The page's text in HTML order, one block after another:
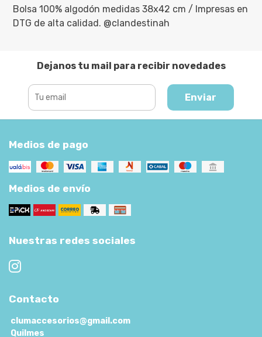
Bolsa 100% algodón medidas 38x42 cm / Impresas en
DTG de alta calidad. @clandestinah
Dejanos tu mail para recibir novedades
Enviar
Medios de pago
Medios de envío
Nuestras redes sociales
Contacto
clumaccesorios@gmail.com
Quilmes